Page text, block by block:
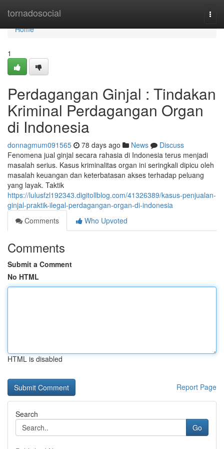
tornadosocial
Home
Home
1
Perdagangan Ginjal : Tindakan
Kriminal Perdagangan Organ
di Indonesia
donnagmum091565 78 days ago News
Discuss
Fenomena jual ginjal secara rahasia di Indonesia terus menjadi
masalah serius. Kasus kriminalitas organ ini seringkali dipicu oleh
masalah keuangan dan keterbatasan akses terhadap peluang
yang layak. Taktik
https://lulusfzl192343.digitollblog.com/41326389/kasus-penjualan-
ginjal-praktik-ilegal-perdagangan-organ-di-indonesia
Comments
Who Upvoted
Comments
Submit a Comment
No HTML
HTML is disabled
Report Page
Search
Go